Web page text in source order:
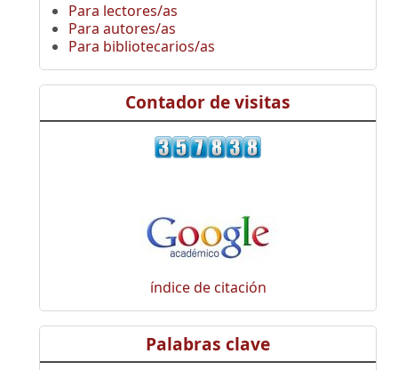
Para lectores/as
Para autores/as
Para bibliotecarios/as
Contador de visitas
índice de citación
Palabras clave